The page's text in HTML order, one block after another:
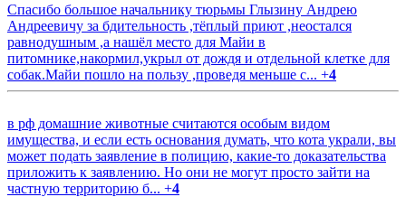
Спасибо большое начальнику тюрьмы Глызину Андрею
Андреевичу за бдительность ,тёплый приют ,неостался
равнодушным ,а нашёл место для Майи в
питомнике,накормил,укрыл от дождя и отдельной клетке для
собак.Майи пошло на пользу ,проведя меньше с... +4
в рф домашние животные считаются особым видом
имущества, и если есть основания думать, что кота украли, вы
может подать заявление в полицию, какие-то доказательства
приложить к заявлению. Но они не могут просто зайти на
частную территорию б... +4